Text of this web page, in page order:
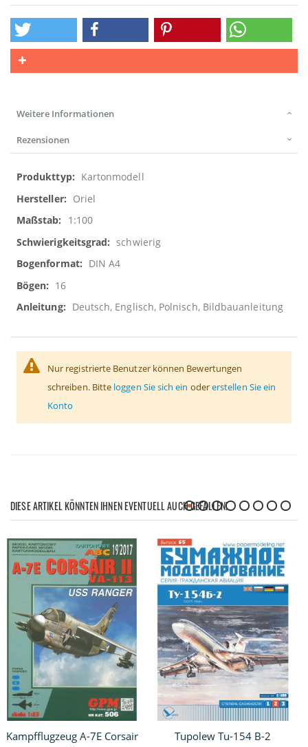
Weitere Informationen
Rezensionen
Weitere
Informationen
Kartonmodell
Oriel
1:100
schwierig
DIN A4
16
Deutsch, Englisch, Polnisch, Bildbauanleitung
Nur registrierte Benutzer können Bewertungen
schreiben. Bitte loggen Sie sich ein odererstellen Sie ein
Konto
DIESE ARTIKEL KÖNNTEN IHNEN EVENTUELL AUCH GEFALLEN!
Kampfflugzeug A-7E Corsair
Tupolew Tu-154 B-2